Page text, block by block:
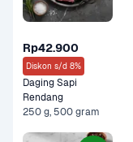
Rp42.900
Diskon s/d 8%
Daging Sapi
Rendang
250 g, 500 gram